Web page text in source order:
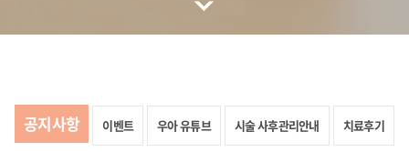
공지사항 이벤트 우아 유튜브 시술 사후관리안내 치료후기